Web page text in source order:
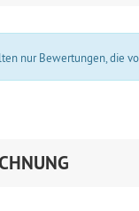
nur Bewertungen, die